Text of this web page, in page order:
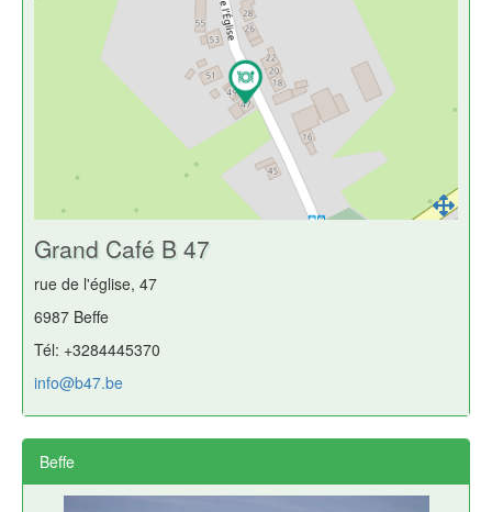
Grand Café B 47
rue de l'église, 47
6987 Beffe
Tél: +3284445370
info@b47.be
Beffe